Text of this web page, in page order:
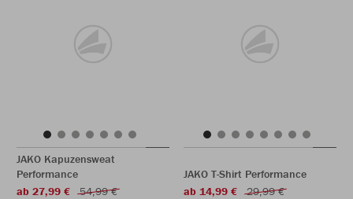
JAKO Kapuzensweat
Performance
ab 27,99 €
54,99 €
JAKO T-Shirt Performance
ab 14,99 €
29,99 €